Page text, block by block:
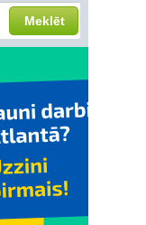
Meklēt